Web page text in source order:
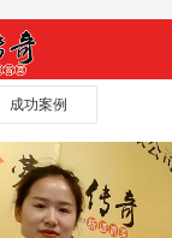
成功案例